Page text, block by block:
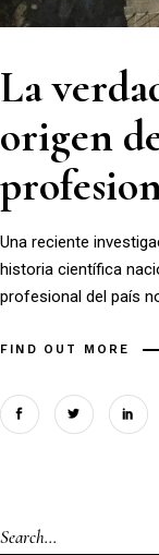
La
origen
Una reciente
historia científica
profesional del país
FIND OUT MORE